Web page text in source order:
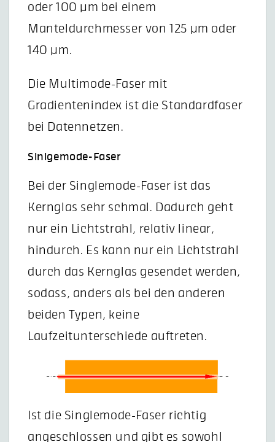
oder 100 µm bei einem
Manteldurchmesser von 125 µm oder
140 µm.
Die Multimode-Faser mit
Gradientenindex ist die Standardfaser
bei Datennetzen.
Sinlgemode-Faser
Bei der Singlemode-Faser ist das
Kernglas sehr schmal. Dadurch geht
nur ein Lichtstrahl, relativ linear,
hindurch. Es kann nur ein Lichtstrahl
durch das Kernglas gesendet werden,
sodass, anders als bei den anderen
beiden Typen, keine
Laufzeitunterschiede auftreten.
Ist die Singlemode-Faser richtig
angeschlossen und gibt es sowohl